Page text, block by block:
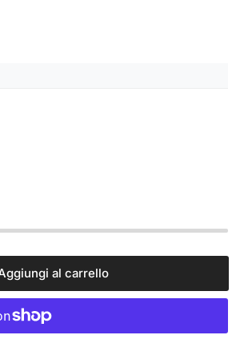
al carrello